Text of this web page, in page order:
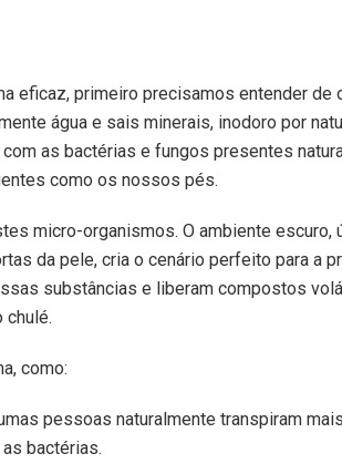
eficaz, primeiro precisamos entender de
água e sais minerais, inodoro por
as bactérias e fungos presentes
como os nossos pés.
micro-organismos. O ambiente escuro,
da pele, cria o cenário perfeito para a
substâncias e liberam compostos
como:
pessoas naturalmente transpiram
bactérias.